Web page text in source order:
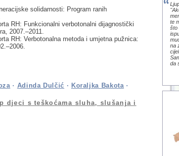
solidarnosti: Program ranih
RH: Funkcionalni verbotonalni dijagnostički
2007.–2011.
RH: Verbotonalna metoda i umjetna pužnica:
· Adinda Dulčić · Koraljka Bakota·
djeci s teškoćama sluha, slušanja i
te
što
na
da